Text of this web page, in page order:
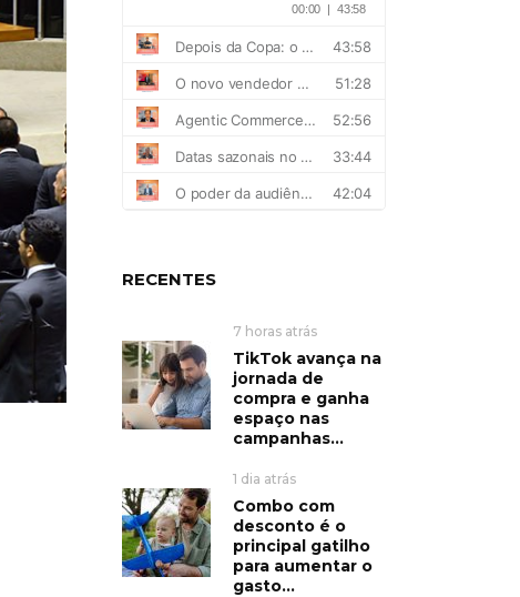
RECENTES
7 horas atrás
TikTok avança na
jornada de
compra e ganha
espaço nas
campanhas...
1 dia atrás
Combo com
desconto é o
principal gatilho
para aumentar o
gasto...